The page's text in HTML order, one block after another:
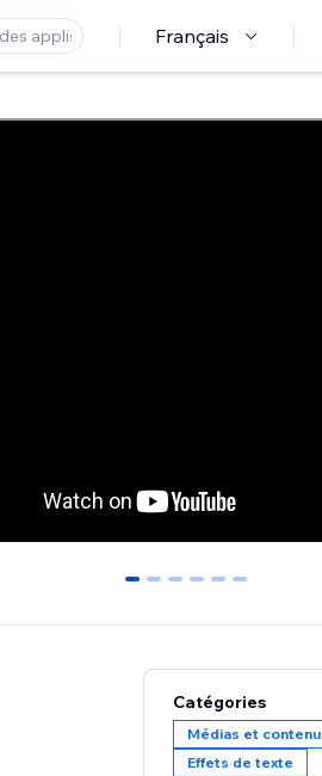
Français
0 1 2 3 4 5
Catégories
Médias et contenu
Effets de texte